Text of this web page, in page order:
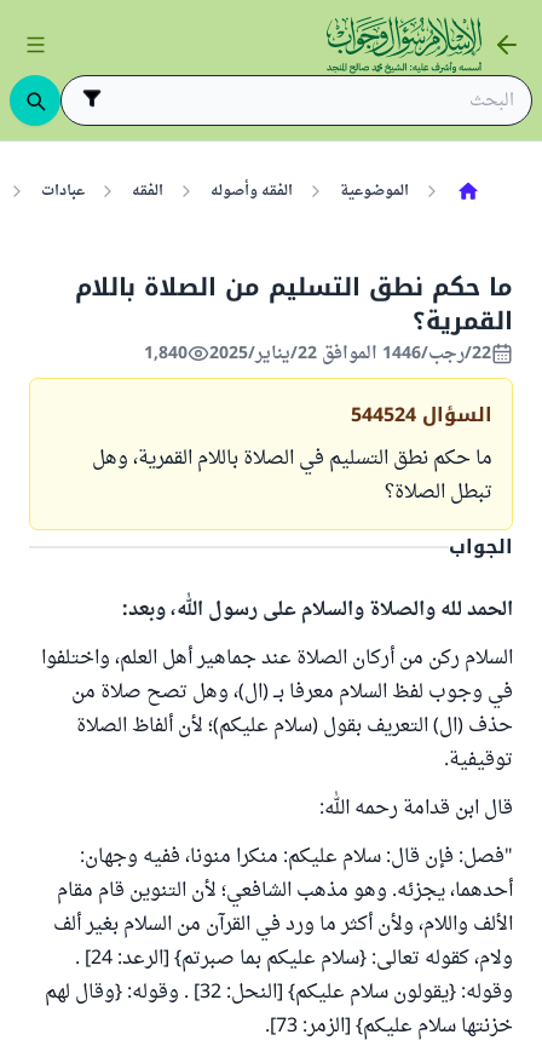
الموضوعية الفقه وأصوله الفقه عبادات
ما حكم نطق التسليم من الصلاة باللام
القمرية؟
22/رجب/1446 الموافق 22/يناير/2025 1,840
السؤال 544524
ما حكم نطق التسليم في الصلاة باللام القمرية، وهل
تبطل الصلاة؟
الجواب
الحمد لله والصلاة والسلام على رسول الله، وبعد:
السلام ركن من أركان الصلاة عند جماهير أهل العلم، واختلفوا
في وجوب لفظ السلام معرفا بــ (ال)، وهل تصح صلاة من
حذف (ال) التعريف بقول (سلام عليكم)؛ لأن ألفاظ الصلاة
توقيفية.
قال ابن قدامة رحمه الله:
"فصل: فإن قال:سلام عليكم: منكرا منونا، ففيه وجهان:
أحدهما، يجزئه. وهو مذهب الشافعي؛ لأن التنوين قام مقام
الألف واللام، ولأن أكثر ما ورد في القرآن من السلام بغير ألف
ولام، كقوله تعالى: {سلام
عليكم بما صبرتم} [الرعد: 24] .
وقوله: {يقولونسلام
عليكم} [النحل: 32] . وقوله: {وقال لهم
خزنتهاسلام عليكم} [الزمر: 73].